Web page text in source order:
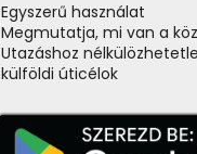
Egyszerű használat
Megmutatja, mi van a
Utazáshoz
külföldi úticélok